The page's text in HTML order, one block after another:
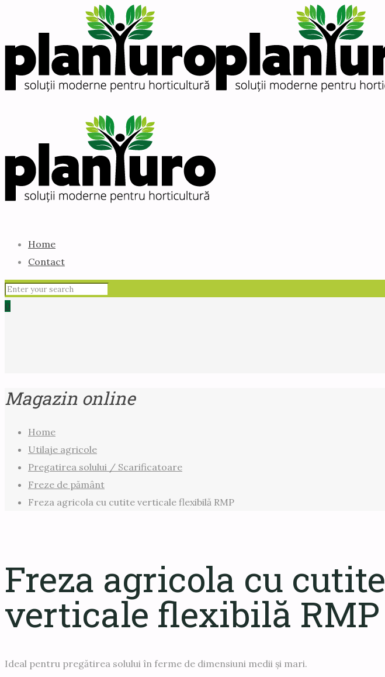
Home
Contact
0
Magazin online
Home
Utilaje agricole
Pregatirea solului / Scarificatoare
Freze de pământ
Freza agricola cu cutite verticale flexibilă RMP
Freza agricola cu cutite
verticale flexibilă RMP
Ideal pentru pregătirea solului în ferme de dimensiuni medii și mari.